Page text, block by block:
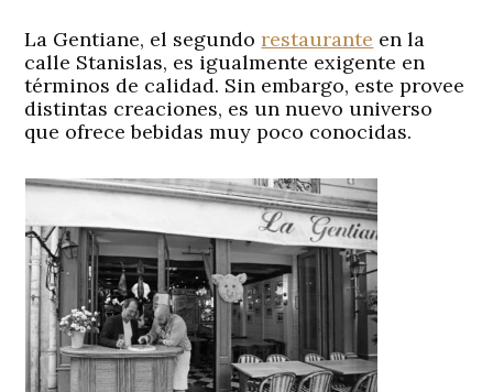
La Gentiane, el segundorestaurante en la
calle Stanislas, es igualmente exigente en
términos de calidad. Sin embargo, este provee
distintas creaciones, es un nuevo universo
que ofrece bebidas muy poco conocidas.